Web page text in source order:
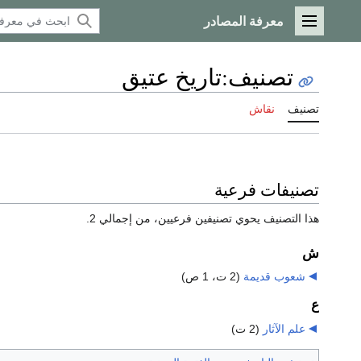
القائمة الرئيسية
معرفة المصادر
تصنيف:تاريخ عتيق
تصنيف نقاش
تصنيفات فرعية
هذا التصنيف يحوي تصنيفين فرعيين، من إجمالي 2.
ش
شعوب قديمة (2 ت، 1 ص)
ع
علم الآثار (2 ت)